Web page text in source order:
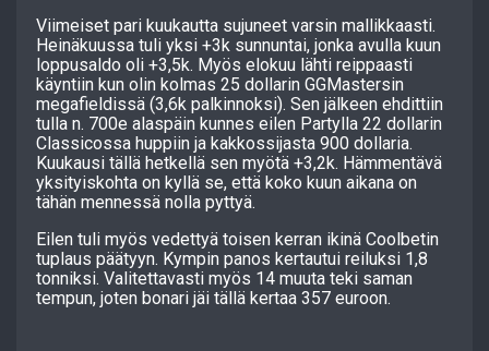
Viimeiset pari kuukautta sujuneet varsin mallikkaasti.
Heinäkuussa tuli yksi +3k sunnuntai, jonka avulla kuun
loppusaldo oli +3,5k. Myös elokuu lähti reippaasti
käyntiin kun olin kolmas 25 dollarin GGMastersin
megafieldissä (3,6k palkinnoksi). Sen jälkeen ehdittiin
tulla n. 700e alaspäin kunnes eilen Partylla 22 dollarin
Classicossa huppiin ja kakkossijasta 900 dollaria.
Kuukausi tällä hetkellä sen myötä +3,2k. Hämmentävä
yksityiskohta on kyllä se, että koko kuun aikana on
tähän mennessä nolla pyttyä.
Eilen tuli myös vedettyä toisen kerran ikinä Coolbetin
tuplaus päätyyn. Kympin panos kertautui reiluksi 1,8
tonniksi. Valitettavasti myös 14 muuta teki saman
tempun, joten bonari jäi tällä kertaa 357 euroon.